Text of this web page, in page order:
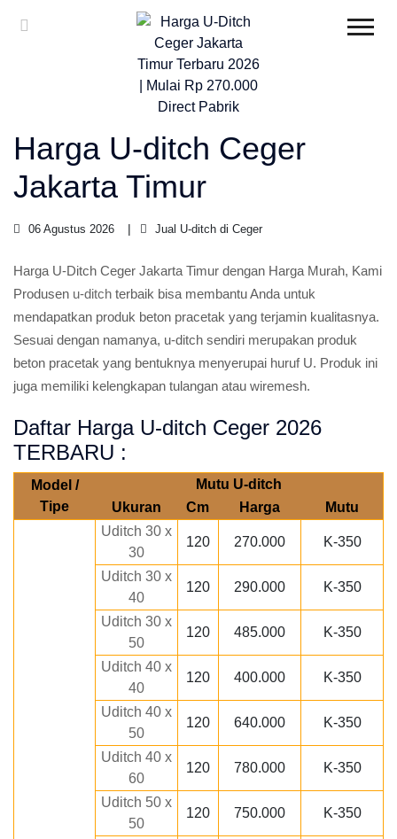
Harga U-ditch Ceger
Jakarta Timur
06 Agustus 2026 Jual U-ditch di Ceger
Harga U-Ditch Ceger Jakarta Timur dengan Harga Murah, Kami
Produsen u-ditch terbaik bisa membantu Anda untuk
mendapatkan produk beton pracetak yang terjamin kualitasnya.
Sesuai dengan namanya, u-ditch sendiri merupakan produk
beton pracetak yang bentuknya menyerupai huruf U. Produk ini
juga memiliki kelengkapan tulangan atau wiremesh.
Daftar Harga U-ditch Ceger 2026
TERBARU :
Model /
Tipe
Mutu U-ditch
Ukuran
Cm Harga Mutu
Uditch 30 x
30
120 270.000 K-350
Uditch 30 x
40
120 290.000 K-350
Uditch 30 x
50
120 485.000 K-350
Uditch 40 x
40
120 400.000 K-350
Uditch 40 x
50
120 640.000 K-350
Uditch 40 x
60
120 780.000 K-350
Uditch 50 x
50
120 750.000 K-350